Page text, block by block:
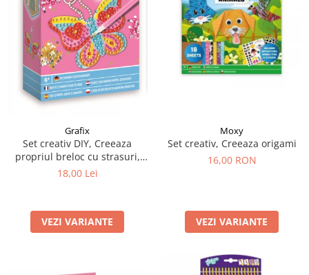
Grafix
Set creativ DIY, Creeaza
propriul breloc cu strasuri,
Diamond Paint, Grafix
18,00 Lei
VEZI VARIANTE
Moxy
Set creativ, Creeaza origami
16,00 RON
VEZI VARIANTE